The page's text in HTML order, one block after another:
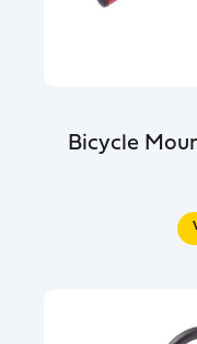
Bicycle